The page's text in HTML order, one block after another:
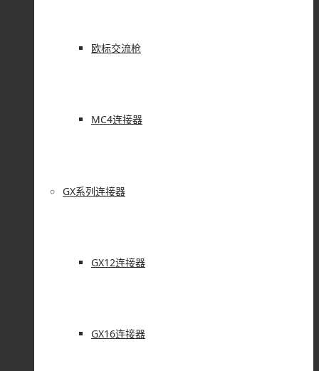
欧标交流枪
MC4连接器
GX系列连接器
GX12连接器
GX16连接器